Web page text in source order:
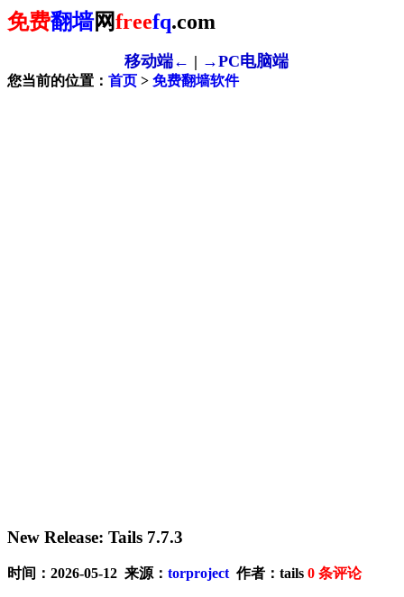
免费翻墙网freefq.com
移动端← | →PC电脑端
您当前的位置： 首页 > 免费翻墙软件
New Release: Tails 7.7.3
时间：2026-05-12 来源： torproject 作者：tails 0 条评论